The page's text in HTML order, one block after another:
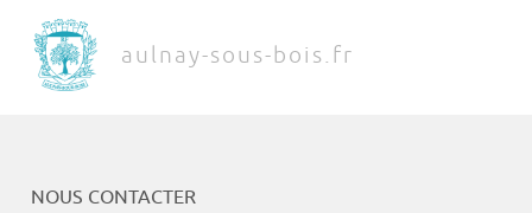
aulnay-sous-bois.fr
NOUS CONTACTER